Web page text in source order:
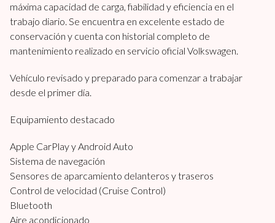
máxima capacidad de carga, fiabilidad y eficiencia en el
trabajo diario. Se encuentra en excelente estado de
conservación y cuenta con historial completo de
mantenimiento realizado en servicio oficial Volkswagen.
Vehículo revisado y preparado para comenzar a trabajar
desde el primer día.
Equipamiento destacado
Apple CarPlay y Android Auto
Sistema de navegación
Sensores de aparcamiento delanteros y traseros
Control de velocidad (Cruise Control)
Bluetooth
Aire acondicionado